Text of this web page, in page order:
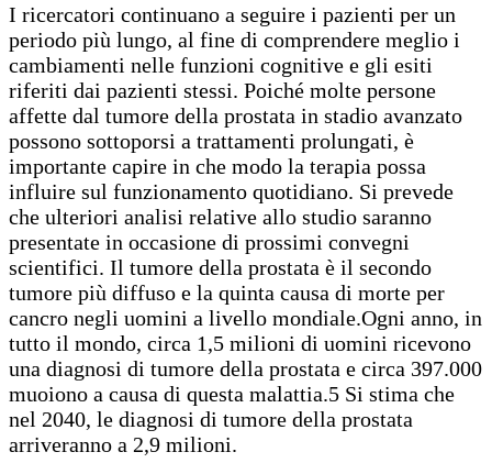
I ricercatori continuano a seguire i pazienti per un
periodo più lungo, al fine di comprendere meglio i
cambiamenti nelle funzioni cognitive e gli esiti
riferiti dai pazienti stessi. Poiché molte persone
affette dal tumore della prostata in stadio avanzato
possono sottoporsi a trattamenti prolungati, è
importante capire in che modo la terapia possa
influire sul funzionamento quotidiano. Si prevede
che ulteriori analisi relative allo studio saranno
presentate in occasione di prossimi convegni
scientifici. Il tumore della prostata è il secondo
tumore più diffuso e la quinta causa di morte per
cancro negli uomini a livello mondiale.Ogni anno, in
tutto il mondo, circa 1,5 milioni di uomini ricevono
una diagnosi di tumore della prostata e circa 397.000
muoiono a causa di questa malattia.5 Si stima che
nel 2040, le diagnosi di tumore della prostata
arriveranno a 2,9 milioni.